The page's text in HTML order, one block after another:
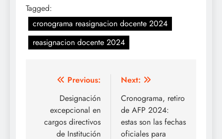
Tagged:
cronograma reasignacion docente 2024
reasignacion docente 2024
Navegación
entradas
Previous:
Designación
excepcional en
cargos directivos
de Institución
Next:
Cronograma, retiro
de AFP 2024:
estas son las fechas
oficiales para